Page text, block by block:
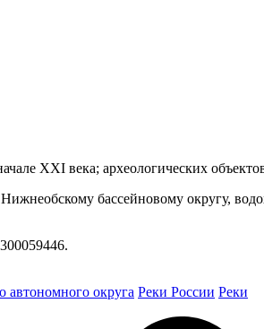
XXI века; археологических
бассейновому округу,
автономного округа Реки России Реки